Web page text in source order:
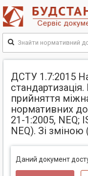
ДСТУ 1.7:2015
прийняття
нормативних
21-1:2005, NEQ;
NEQ). Зі
Даний документ